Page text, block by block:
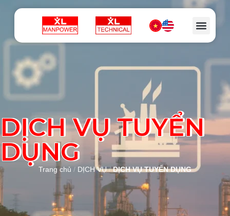
DỊCH VỤ TUYỂN
DỤNG
Trang chủ / DỊCH VỤ/DỊCH VỤ TUYỂN DỤNG